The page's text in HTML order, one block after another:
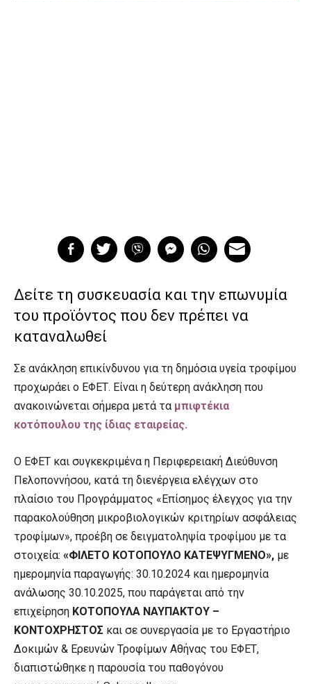
Δείτε τη συσκευασία και την επωνυμία
του προϊόντος που δεν πρέπει να
καταναλωθεί
Σε ανάκληση επικίνδυνου για τη δημόσια υγεία τροφίμου
προχωράει ο ΕΦΕΤ. Είναι η δεύτερη ανάκληση που
ανακοινώνεται σήμερα μετά τα μπιφτέκια
κοτόπουλου της ίδιας εταιρείας.
Ο ΕΦΕΤ και συγκεκριμένα η Περιφερειακή Διεύθυνση
Πελοποννήσου, κατά τη διενέργεια ελέγχων στο
πλαίσιο του Προγράμματος «Επίσημος έλεγχος για την
παρακολούθηση μικροβιολογικών κριτηρίων ασφάλειας
τροφίμων», προέβη σε δειγματοληψία τροφίμου με τα
στοιχεία: «ΦΙΛΕΤΟ ΚΟΤΟΠΟΥΛΟ ΚΑΤΕΨΥΓΜΕΝΟ», με
ημερομηνία παραγωγής: 30.10.2024 και ημερομηνία
ανάλωσης 30.10.2025, που παράγεται από την
επιχείρηση ΚΟΤΟΠΟΥΛΑ ΝΑΥΠΑΚΤΟΥ –
ΚΟΝΤΟΧΡΗΣΤΟΣ και σε συνεργασία με τo Εργαστήριo
Δοκιμών & Ερευνών Τροφίμων Αθήνας του ΕΦΕΤ,
διαπιστώθηκε η παρουσία του παθογόνου